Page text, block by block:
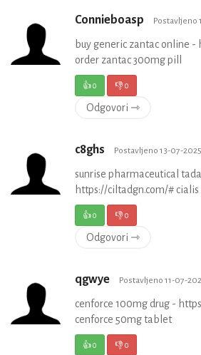
Connieboasp Postavljeno
buy generic zantac online
order zantac 300mg pill
👍0 👎0
Odgovori ⇾
c8ghs Postavljeno 13-07-
sunrise pharmaceutical
https://ciltadgn.com/#
👍0 👎0
Odgovori ⇾
qgwye Postavljeno 11-07-
cenforce 100mg drug -
cenforce 50mg tablet
👍0 👎0